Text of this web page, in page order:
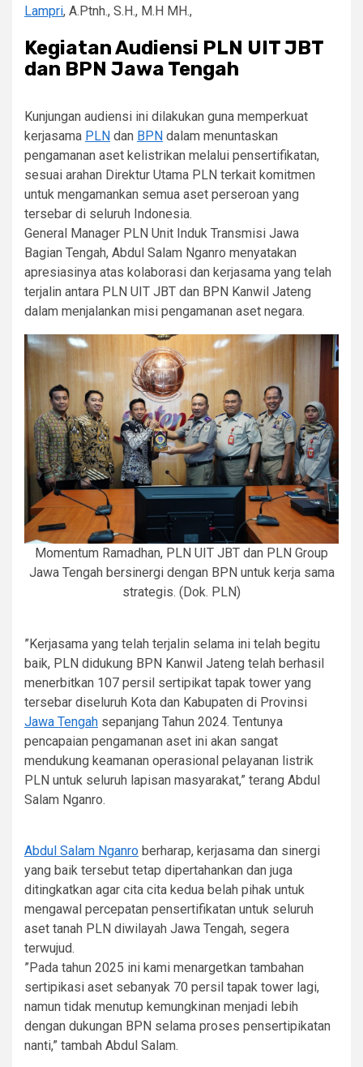
Lampri, A.Ptnh., S.H., M.H MH.,
Kegiatan Audiensi PLN UIT JBT
dan BPN Jawa Tengah
Kunjungan audiensi ini dilakukan guna memperkuat
kerjasama PLN dan BPN dalam menuntaskan
pengamanan aset kelistrikan melalui pensertifikatan,
sesuai arahan Direktur Utama PLN terkait komitmen
untuk mengamankan semua aset perseroan yang
tersebar di seluruh Indonesia.
General Manager PLN Unit Induk Transmisi Jawa
Bagian Tengah, Abdul Salam Nganro menyatakan
apresiasinya atas kolaborasi dan kerjasama yang telah
terjalin antara PLN UIT JBT dan BPN Kanwil Jateng
dalam menjalankan misi pengamanan aset negara.
Momentum Ramadhan, PLN UIT JBT dan PLN Group
Jawa Tengah bersinergi dengan BPN untuk kerja sama
strategis. (Dok. PLN)
”Kerjasama yang telah terjalin selama ini telah begitu
baik, PLN didukung BPN Kanwil Jateng telah berhasil
menerbitkan 107 persil sertipikat tapak tower yang
tersebar diseluruh Kota dan Kabupaten di Provinsi
Jawa Tengah sepanjang Tahun 2024. Tentunya
pencapaian pengamanan aset ini akan sangat
mendukung keamanan operasional pelayanan listrik
PLN untuk seluruh lapisan masyarakat,” terang Abdul
Salam Nganro.
Abdul Salam Nganro berharap, kerjasama dan sinergi
yang baik tersebut tetap dipertahankan dan juga
ditingkatkan agar cita cita kedua belah pihak untuk
mengawal percepatan pensertifikatan untuk seluruh
aset tanah PLN diwilayah Jawa Tengah, segera
terwujud.
”Pada tahun 2025 ini kami menargetkan tambahan
sertipikasi aset sebanyak 70 persil tapak tower lagi,
namun tidak menutup kemungkinan menjadi lebih
dengan dukungan BPN selama proses pensertipikatan
nanti,” tambah Abdul Salam.